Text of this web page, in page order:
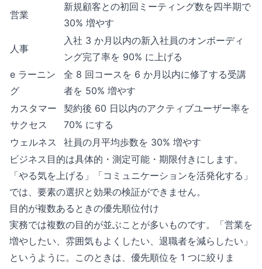
営業
新規顧客との初回ミーティング数を四半期で
30% 増やす
人事
入社 3 か月以内の新入社員のオンボーディ
ング完了率を 90% に上げる
e ラーニン
グ
全 8 回コースを 6 か月以内に修了する受講
者を 50% 増やす
カスタマー
サクセス
契約後 60 日以内のアクティブユーザー率を
70% にする
ウェルネス
社員の月平均歩数を 30% 増やす
ビジネス目的は具体的・測定可能・期限付きにします。
「やる気を上げる」「コミュニケーションを活発化する」
では、要素の選択と効果の検証ができません。
目的が複数あるときの優先順位付け
実務では複数の目的が並ぶことが多いものです。「営業を
増やしたい、雰囲気もよくしたい、退職者を減らしたい」
というように。このときは、優先順位を 1 つに絞りま